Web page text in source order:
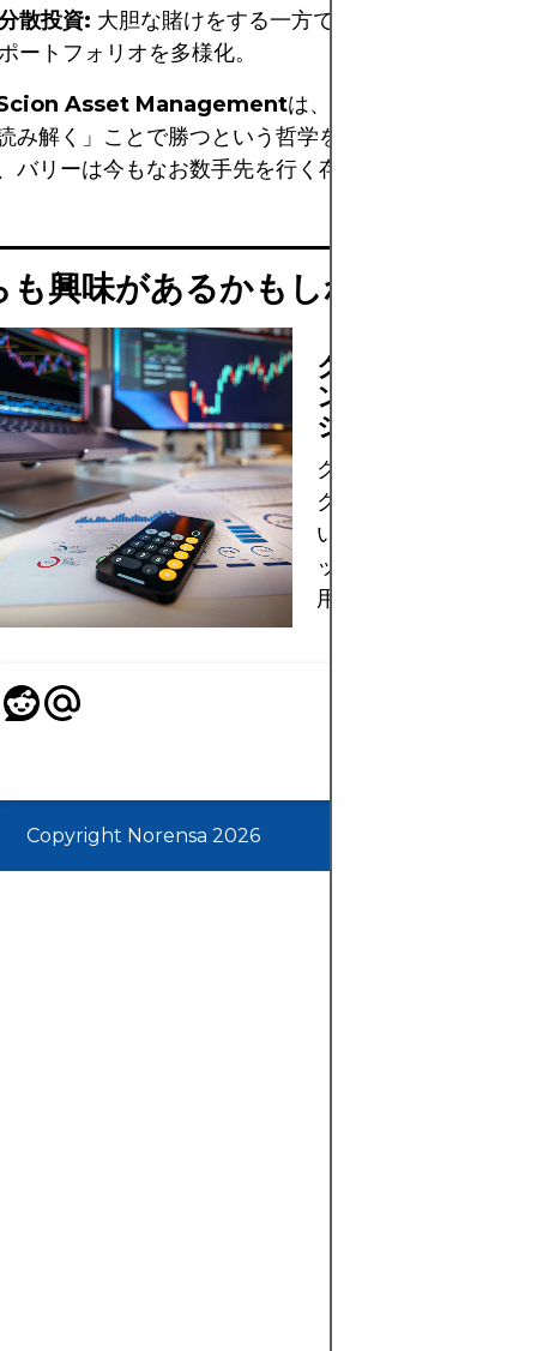
散投資: 大胆な賭けをする一方で、Scionはマクロと
ートフォリオを多様化。
Asset Managementは、「群れに従う」ので
み解く」ことで勝つという哲学を体現しています。
バリーは今もなお数手先を行く存在です。
興味があるかもしれません
クラウドファン
ングとクラウド
シングの違い
クラウドファンディ
クラウドソーシング
い、戦略的な使い方
ット・リスク、具体
用法を徹底解説。
Copyright Norensa 2026